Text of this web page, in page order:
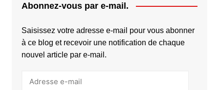
Abonnez-vous par e-mail.
Saisissez votre adresse e-mail pour vous abonner
à ce blog et recevoir une notification de chaque
nouvel article par e-mail.